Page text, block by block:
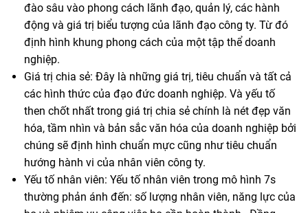
đào sâu vào phong cách lãnh đạo, quản lý, các hành
động và giá trị biểu tượng của lãnh đạo công ty. Từ đó
định hình khung phong cách của một tập thể doanh
nghiệp.
Giá trị chia sẻ: Đây là những giá trị, tiêu chuẩn và tất cả
các hình thức của đạo đức doanh nghiệp. Và yếu tố
then chốt nhất trong giá trị chia sẻ chính là nét đẹp văn
hóa, tầm nhìn và bản sắc văn hóa của doanh nghiệp bởi
chúng sẽ định hình chuẩn mực cũng như tiêu chuẩn
hướng hành vi của nhân viên công ty.
Yếu tố nhân viên: Yếu tố nhân viên trong mô hình 7s
thường phản ánh đến: số lượng nhân viên, năng lực của